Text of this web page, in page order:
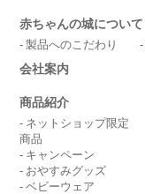
赤ちゃんの城について
製品へのこだわり
会社案内
商品紹介
ネットショップ限定
商品
キャンペーン
おやすみグッズ
ベビーウェア